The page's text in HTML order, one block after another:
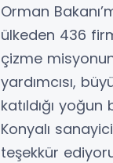
Orman
ülkeden 436
çizme
yardımcısı,
katıldığı
Konyalı
teşekkür